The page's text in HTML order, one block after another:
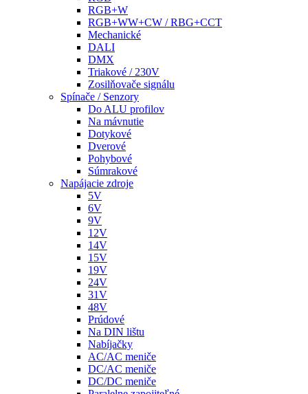
RGB+W
RGB+WW+CW / RBG+CCT
Mechanické
DALI
DMX
Triakové / 230V
Zosilňovače signálu
Spínače / Senzory
Do ALU profilov
Na mávnutie
Dotykové
Dverové
Pohybové
Súmrakové
Napájacie zdroje
5V
6V
9V
12V
14V
15V
19V
24V
31V
48V
Prúdové
Na DIN lištu
Nabíjačky
AC/AC meniče
DC/AC meniče
DC/DC meniče